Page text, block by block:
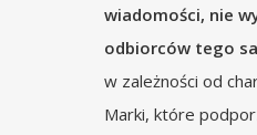
wiadomości, nie
odbiorców tego
w zależności od
Marki, które